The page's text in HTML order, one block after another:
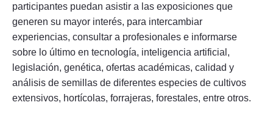
participantes puedan asistir a las exposiciones que
generen su mayor interés, para intercambiar
experiencias, consultar a profesionales e informarse
sobre lo último en tecnología, inteligencia artificial,
legislación, genética, ofertas académicas, calidad y
análisis de semillas de diferentes especies de cultivos
extensivos, hortícolas, forrajeras, forestales, entre otros.